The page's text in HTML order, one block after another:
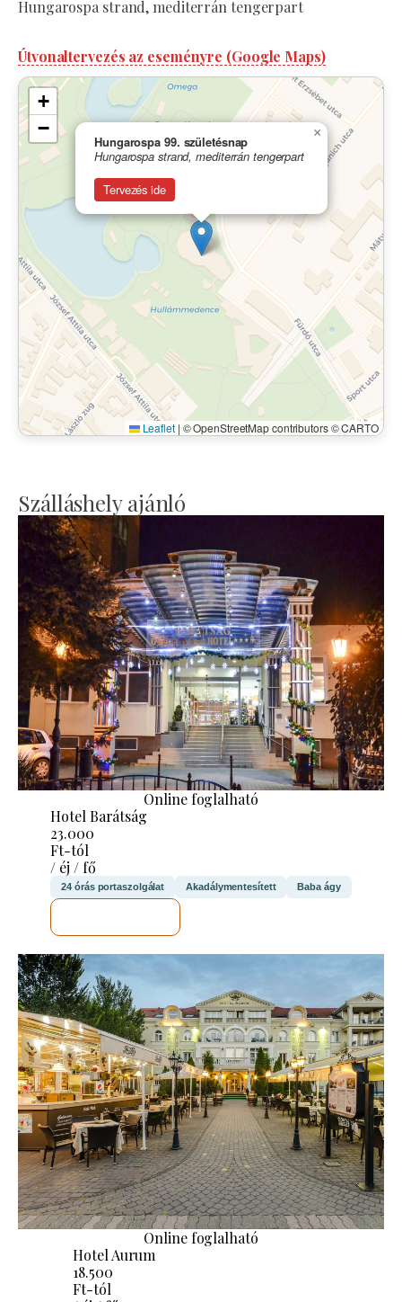
Hungarospa strand, mediterrán tengerpart
Útvonaltervezés az eseményre (Google Maps)
Hungarospa 99. születésnap
Hungarospa strand, mediterrán tengerpart
Tervezés ide
×
+
−
Leaflet | © OpenStreetMap contributors © CARTO
Szálláshely ajánló
Online foglalható
Hotel Barátság
23.000
Ft-tól
/ éj / fő
24 órás portaszolgálat Akadálymentesített Baba ágy
Online foglalható
Hotel Aurum
18.500
Ft-tól